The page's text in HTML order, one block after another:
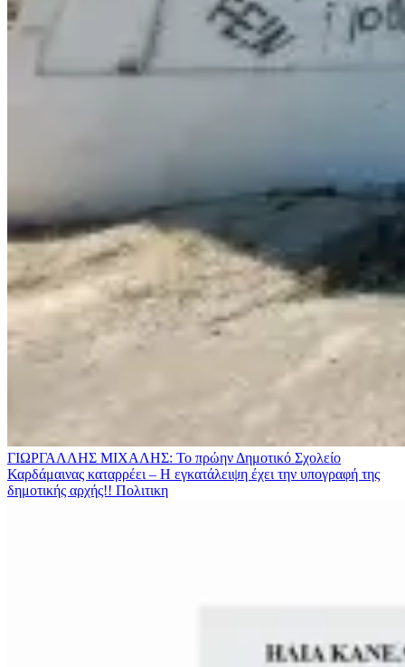
ΓΙΩΡΓΑΛΛΗΣ ΜΙΧΑΛΗΣ: Το πρώην Δημοτικό Σχολείο
Καρδάμαινας καταρρέει – Η εγκατάλειψη έχει την υπογραφή της
δημοτικής αρχής!! Πολιτικη